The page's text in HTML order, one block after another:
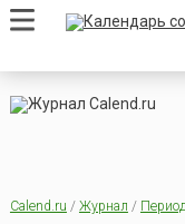
Calend.ru / Журнал /